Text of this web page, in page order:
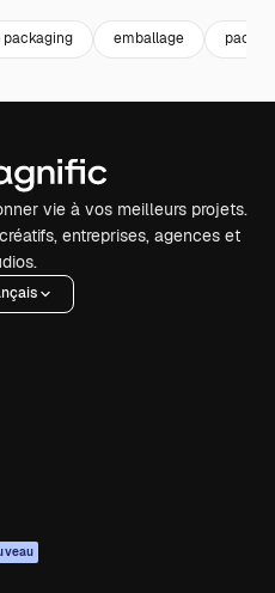
emballage
vie à vos meilleurs projets.
entreprises, agences et